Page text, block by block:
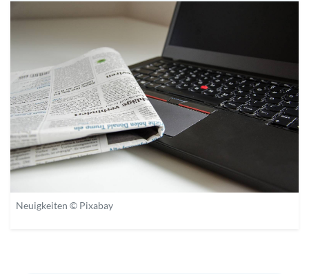
Neuigkeiten © Pixabay